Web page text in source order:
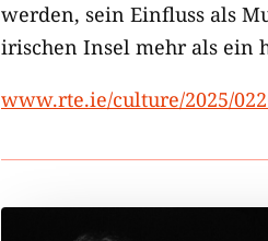
werden, sein Einfluss als
irischen Insel mehr als ein
www.rte.ie/culture/2025/